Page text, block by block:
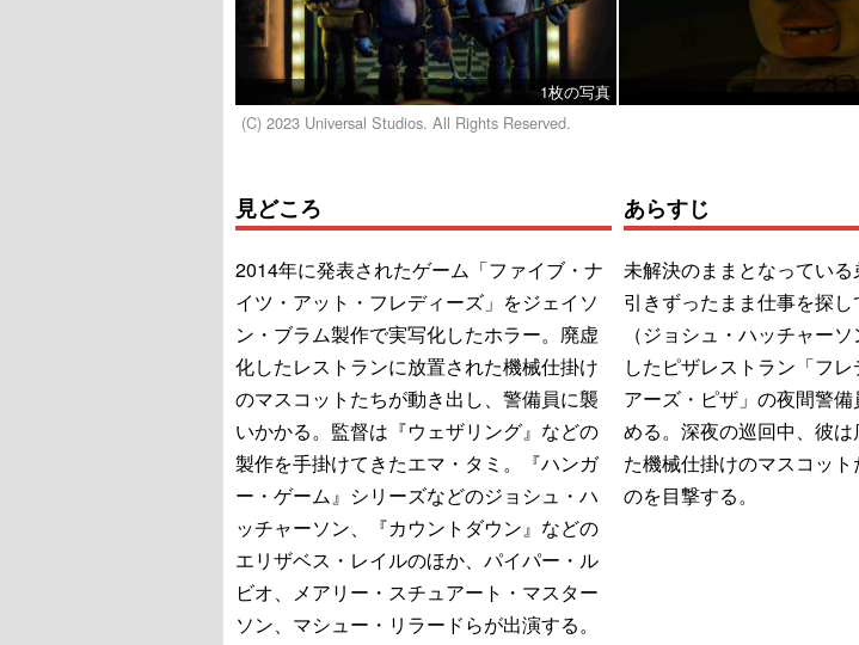
1枚の写真
(C) 2023 Universal Studios. All Rights Reserved.
見どころ
2014年に発表されたゲーム「ファイブ・ナ
イツ・アット・フレディーズ」をジェイソ
ン・ブラム製作で実写化したホラー。廃虚
化したレストランに放置された機械仕掛け
のマスコットたちが動き出し、警備員に襲
いかかる。監督は『ウェザリング』などの
製作を手掛けてきたエマ・タミ。『ハンガ
ー・ゲーム』シリーズなどのジョシュ・ハ
ッチャーソン、『カウントダウン』などの
エリザベス・レイルのほか、パイパー・ル
ビオ、メアリー・スチュアート・マスター
ソン、マシュー・リラードらが出演する。
あらすじ
未解決のままとなってい
引きずったまま仕事を探し
（ジョシュ・ハッチャー
したピザレストラン「フ
アーズ・ピザ」の夜間警
める。深夜の巡回中、彼
た機械仕掛けのマスコッ
のを目撃する。